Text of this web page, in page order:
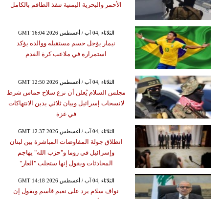
الأحمر والبحرية اليمنية تنقذ الطاقم بالكامل
GMT 16:04 2026 الثلاثاء ,04 آب / أغسطس
نيمار يؤجل حسم مستقبله ووالده يؤكد
استمراره في ملاعب كرة القدم
GMT 12:50 2026 الثلاثاء ,04 آب / أغسطس
مجلس السلام يُعلن أن نزع سلاح حماس شرط
لانسحاب إسرائيل وبيان ثلاثي يدين الانتهاكات
في غزة
GMT 12:37 2026 الثلاثاء ,04 آب / أغسطس
انطلاق جولة المفاوضات المباشرة بين لبنان
وإسرائيل في روما و"حزب الله" يهاجم
المحادثات ويقول إنها ستجلب "العار"
GMT 14:18 2026 الثلاثاء ,04 آب / أغسطس
نواف سلام يرد على نعيم قاسم ويقول إن